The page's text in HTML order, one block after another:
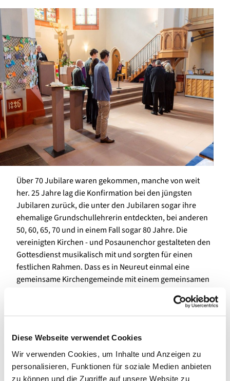
Diese Webseite verwendet Cookies
Wir verwenden Cookies, um Inhalte und Anzeigen zu
personalisieren, Funktionen für soziale Medien anbieten
zu können und die Zugriffe auf unsere Website zu
Über 70 Jubilare waren gekommen, manche von weit
her. 25 Jahre lag die Konfirmation bei den jüngsten
Jubilaren zurück, die unter den Jubilaren sogar ihre
ehemalige Grundschullehrerin entdeckten, bei anderen
50, 60, 65, 70 und in einem Fall sogar 80 Jahre. Die
vereinigten Kirchen - und Posaunenchor gestalteten den
Gottesdienst musikalisch mit und sorgten für einen
festlichen Rahmen. Dass es in Neureut einmal eine
gemeinsame Kirchengemeinde mit einem gemeinsamen
wenigsten zum Zeitpunkt ihrer Konfirmation gedacht. In
der Predigt von Pfarrer Würfel begegnete den Feiernden
namenlose Frau, die kurz vor Ostern mit einem
kostbaren Öl zu Jesus geht - zweifelnd, zögernd, und am
Ende doch entschlossen. Sie salbte ihn und gab ihm so
die Kraft, die er für seine letzten Meter der Wegstrecke